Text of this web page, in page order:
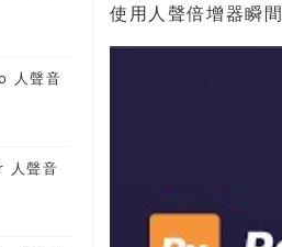
人聲音
聲音
使用人聲倍增器瞬